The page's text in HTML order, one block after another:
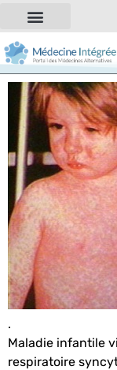
.
Maladie infantile
respiratoire